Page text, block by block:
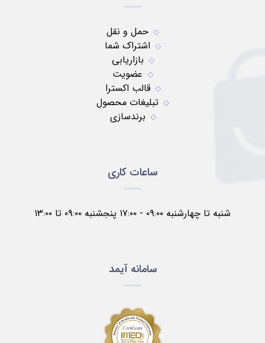
حمل و نقل
اشتراک شما
بازاریابی
عضویت
قالب اکسترا
تبلیغات محصول
برندسازی
ساعات کاری
شنبه تا چهارشنبه ۰۹:۰۰ - ۱۷:۰۰ پنجشنبه ۰۹:۰۰ تا ۱۳:۰۰
سامانه آیمد